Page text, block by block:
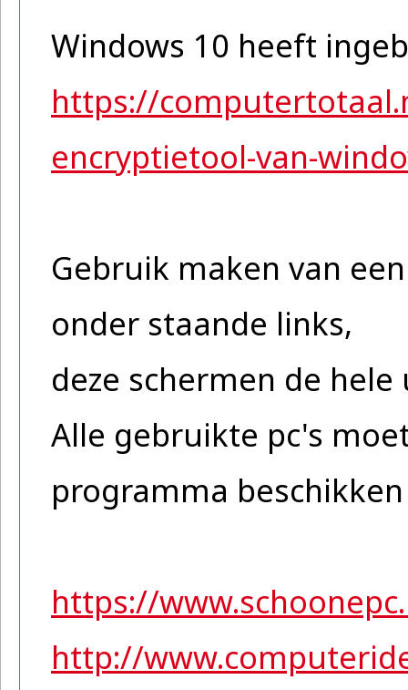
Windows 10 heeft
https://
encryptietool-van-
Gebruik maken van
onder staande links,
deze schermen de
Alle gebruikte pc's
programma
https://
http://